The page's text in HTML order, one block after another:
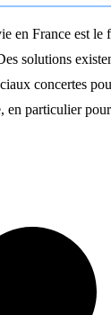
en France est le
solutions
concertes
en particulier